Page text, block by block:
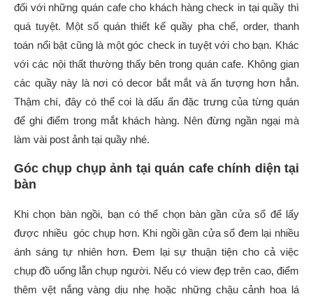
đối với những quán cafe cho khách hàng check in tại quầy thì
quá tuyệt. Một số quán thiết kế quầy pha chế, order, thanh
toán nổi bật cũng là một góc check in tuyệt với cho bạn. Khác
với các nội thất thường thấy bên trong quán cafe. Không gian
các quầy này là nơi có decor bắt mắt và ấn tượng hơn hẳn.
Thậm chí, đây có thể coi là dấu ấn đặc trưng của từng quán
để ghi điểm trong mắt khách hàng. Nên đừng ngần ngại mà
làm vài post ảnh tại quầy nhé.
Góc chụp chụp ảnh tại quán cafe chính diện tại
bàn
Khi chọn bàn ngồi, bạn có thể chọn bàn gần cửa sổ để lấy
được nhiều góc chụp hơn. Khi ngồi gần cửa sổ đem lại nhiều
ánh sáng tự nhiên hơn. Đem lại sự thuận tiện cho cả việc
chụp đồ uống lẫn chụp người. Nếu có view đẹp trên cao, điểm
thêm vệt nắng vàng dịu nhẹ hoặc những chậu cảnh hoa lá